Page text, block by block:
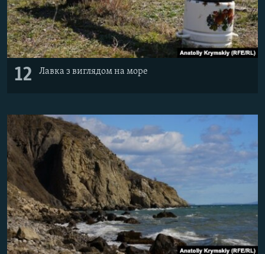
12 Лавка з виглядом на море